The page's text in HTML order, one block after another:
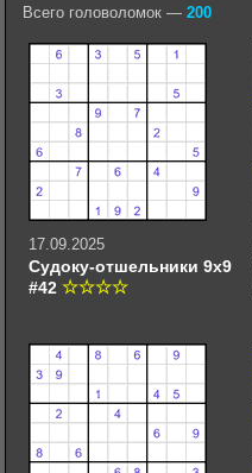
Всего головоломок — 200
17.09.2025
Судоку-отшельники 9х9
#42